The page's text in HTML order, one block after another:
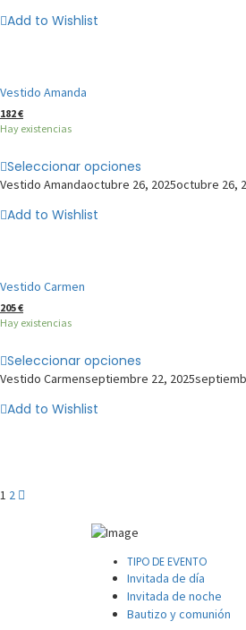
Add to Wishlist
Vestido Amanda
182€
Hay existencias
Seleccionar opciones
Vestido Amandaoctubre 26, 2025octubre 26,
Add to Wishlist
Vestido Carmen
205€
Hay existencias
Seleccionar opciones
Vestido Carmenseptiembre 22, 2025
Add to Wishlist
1 2
TIPO DE EVENTO
Invitada de día
Invitada de noche
Bautizo y comunión